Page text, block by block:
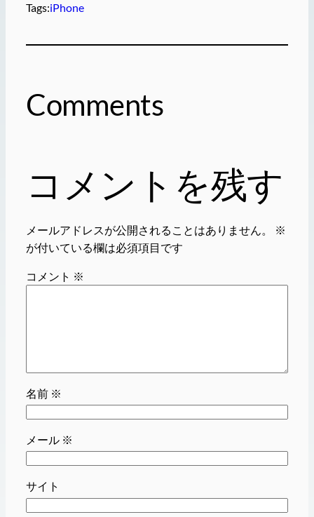
Tags:iPhone
Comments
コメントを残す
メールアドレスが公開されることはありません。
※
が付いている欄は必須項目です
コメント ※
名前 ※
メール ※
サイト